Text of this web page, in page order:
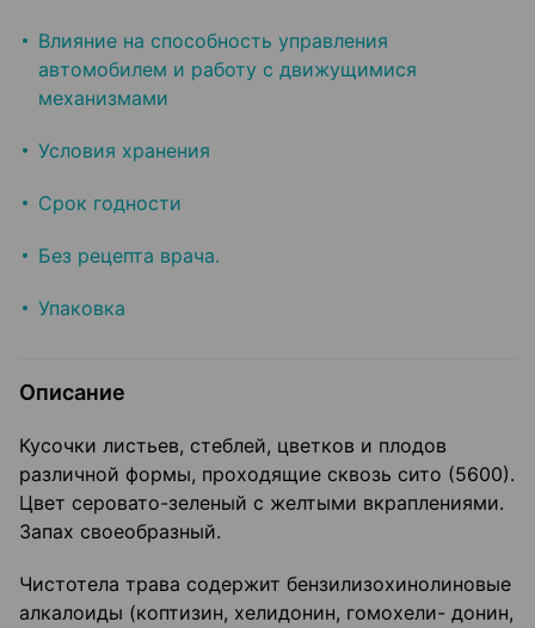
Влияние на способность управления
автомобилем и работу с движущимися
механизмами
Условия хранения
Срок годности
Без рецепта врача.
Упаковка
Описание
Кусочки листьев, стеблей, цветков и плодов
различной формы, про­ходящие сквозь сито (5600).
Цвет серовато-зеленый с желтыми вкраплениями.
Запах своеобраз­ный.
Чистотела трава содержит бензилизохинолиновые
алкалоиды (коптизин, хелидонин, гомохели- донин,